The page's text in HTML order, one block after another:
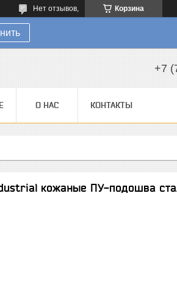
Корзина
Нет отзывов,
+7
О НАС КОНТАКТЫ
кожаные ПУ-подошва